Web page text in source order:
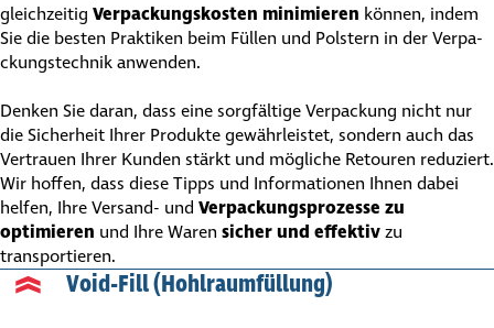
gleichzeitig Verpa­ckungs­kosten minimieren können, indem
Sie die besten Praktiken beim Füllen und Polstern in der Verpa­
ckungs­technik anwenden.
Denken Sie daran, dass eine sorgfältige Verpackung nicht nur
die Sicherheit Ihrer Produkte gewährleistet, sondern auch das
Vertrauen Ihrer Kunden stärkt und mögliche Retouren reduziert.
Wir hoffen, dass diese Tipps und Informationen Ihnen dabei
helfen, Ihre Versand- und Verpa­ckungs­pro­zesse zu
optimieren und Ihre Waren sicher und effektiv zu
transportieren.
Void-Fill (Hohl­raum­fül­lung)